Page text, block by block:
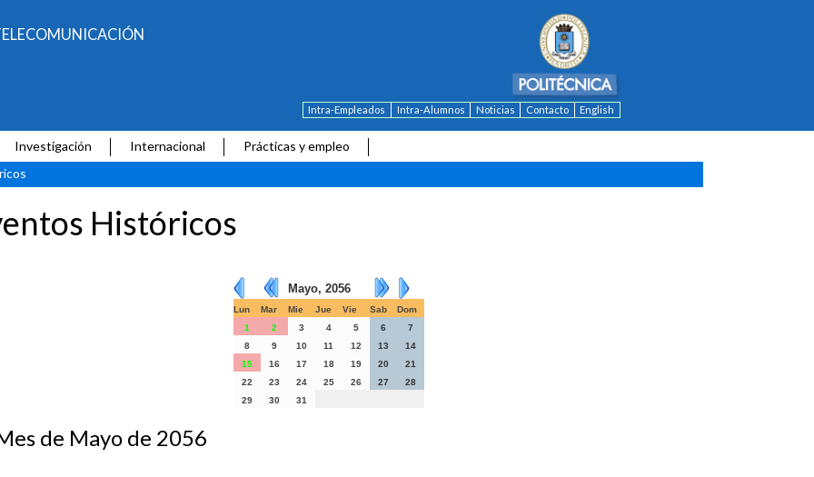
Intra-Empleados Intra-Alumnos Noticias Contacto English
Investigación Internacional
Prácticas y empleo
Históricos
Mayo, 2056
Lun Mar Mie Jue Vie Sab
Dom
1
2 3 4 5 6
7
8
9 10 11 12 13
14
15
16 17 18 19 20
21
22
23 24 25 26 27
28
29
30 31
de Mayo de 2056